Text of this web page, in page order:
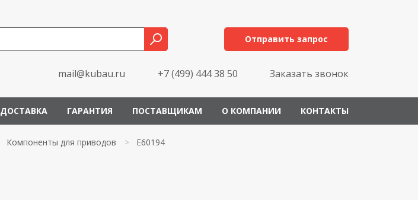
Отправить запрос
mail@kubau.ru +7 (499) 444 38 50 Заказать звонок
ДОСТАВКА ГАРАНТИЯ ПОСТАВЩИКАМ О КОМПАНИИ КОНТАКТЫ
Компоненты для приводов > E60194